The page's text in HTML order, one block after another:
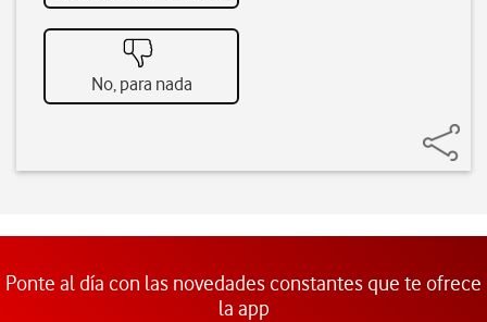
No, para nada
Ponte al día con las novedades constantes que te ofrece
la app